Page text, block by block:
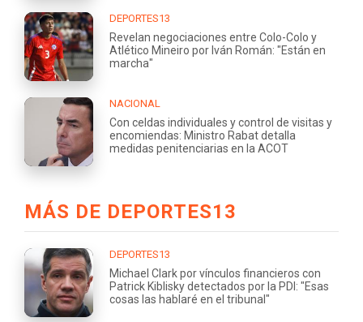
DEPORTES13
Revelan negociaciones entre Colo-Colo y
Atlético Mineiro por Iván Román: "Están en
marcha"
NACIONAL
Con celdas individuales y control de visitas y
encomiendas: Ministro Rabat detalla
medidas penitenciarias en la ACOT
MÁS DE DEPORTES13
DEPORTES13
Michael Clark por vínculos financieros con
Patrick Kiblisky detectados por la PDI: "Esas
cosas las hablaré en el tribunal"